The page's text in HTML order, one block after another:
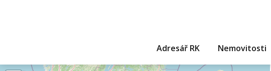
Adresář RK Nemovitosti